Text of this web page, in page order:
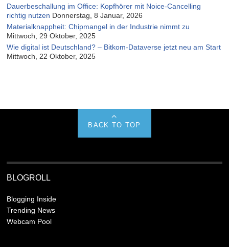
Dauerbeschallung im Office: Kopfhörer mit Noice-Cancelling
richtig nutzen Donnerstag, 8 Januar, 2026
Materialknappheit: Chipmangel in der Industrie nimmt zu
Mittwoch, 29 Oktober, 2025
Wie digital ist Deutschland? – Bitkom-Dataverse jetzt neu am Start
Mittwoch, 22 Oktober, 2025
BACK TO TOP
BLOGROLL
Blogging Inside
Trending News
Webcam Pool